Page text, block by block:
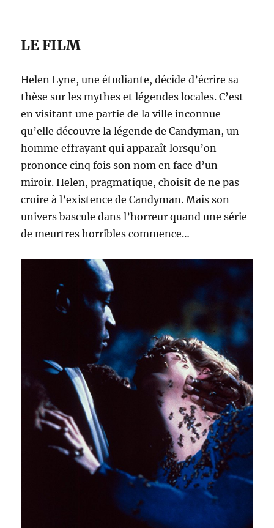
LE FILM
Helen Lyne, une étudiante, décide d’écrire sa
thèse sur les mythes et légendes locales. C’est
en visitant une partie de la ville inconnue
qu’elle découvre la légende de Candyman, un
homme effrayant qui apparaît lorsqu’on
prononce cinq fois son nom en face d’un
miroir. Helen, pragmatique, choisit de ne pas
croire à l’existence de Candyman. Mais son
univers bascule dans l’horreur quand une série
de meurtres horribles commence…